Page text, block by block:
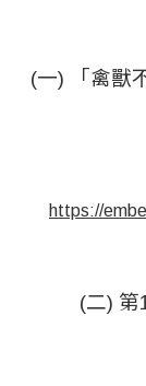
(一) 「禽獸
https://
(二) 第